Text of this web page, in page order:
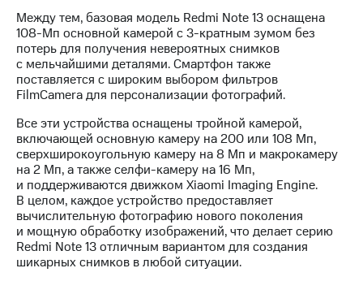
Между тем, базовая модель Redmi Note 13 оснащена
108-Мп основной камерой с 3-кратным зумом без
потерь для получения невероятных снимков
с мельчайшими деталями. Смартфон также
поставляется с широким выбором фильтров
FilmCamera для персонализации фотографий.
Все эти устройства оснащены тройной камерой,
включающей основную камеру на 200 или 108 Мп,
сверхширокоугольную камеру на 8 Мп и макрокамеру
на 2 Мп, а также селфи-камеру на 16 Мп,
и поддерживаются движком Xiaomi Imaging Engine.
В целом, каждое устройство предоставляет
вычислительную фотографию нового поколения
и мощную обработку изображений, что делает серию
Redmi Note 13 отличным вариантом для создания
шикарных снимков в любой ситуации.